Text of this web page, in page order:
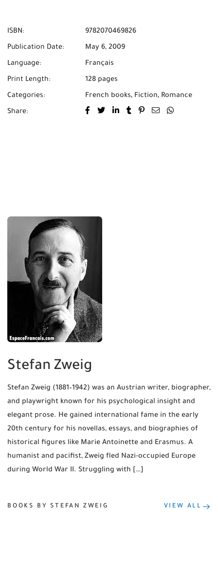
ISBN: 9782070469826
Publication Date: May 6, 2009
Language: Français
Print Length: 128 pages
Categories: French books, Fiction, Romance
Share:
Stefan Zweig
Stefan Zweig (1881–1942) was an Austrian writer, biographer,
and playwright known for his psychological insight and
elegant prose. He gained international fame in the early
20th century for his novellas, essays, and biographies of
historical figures like Marie Antoinette and Erasmus. A
humanist and pacifist, Zweig fled Nazi-occupied Europe
during World War II. Struggling with […]
BOOKS BY STEFAN ZWEIG VIEW ALL